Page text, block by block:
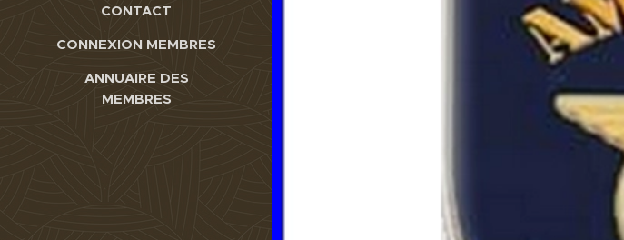
CONTACT
CONNEXION MEMBRES
ANNUAIRE DES
MEMBRES